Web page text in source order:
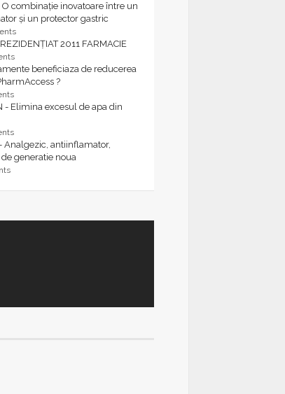
O combinație inovatoare între un
și un protector gastric
2011 FARMACIE
beneficiaza de reducerea
?
- Elimina excesul de apa din
Analgezic, antiinflamator,
generatie noua